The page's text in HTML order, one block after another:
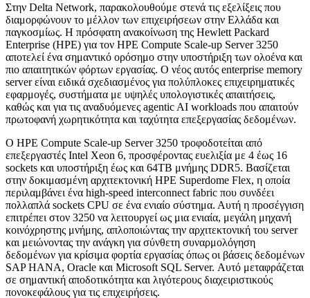
Στην Delta Network, παρακολουθούμε στενά τις εξελίξεις που
διαμορφώνουν το μέλλον των επιχειρήσεων στην Ελλάδα και
παγκοσμίως. Η πρόσφατη ανακοίνωση της Hewlett Packard
Enterprise (HPE) για τον HPE Compute Scale-up Server 3250
αποτελεί ένα σημαντικό ορόσημο στην υποστήριξη των ολοένα και
πιο απαιτητικών φόρτων εργασίας. Ο νέος αυτός enterprise memory
server είναι ειδικά σχεδιασμένος για πολύπλοκες επιχειρηματικές
εφαρμογές, συστήματα με υψηλές υπολογιστικές απαιτήσεις,
καθώς και για τις αναδυόμενες agentic AI workloads που απαιτούν
πρωτοφανή χωρητικότητα και ταχύτητα επεξεργασίας δεδομένων.
Ο HPE Compute Scale-up Server 3250 τροφοδοτείται από
επεξεργαστές Intel Xeon 6, προσφέροντας ευελιξία με 4 έως 16
sockets και υποστήριξη έως και 64TB μνήμης DDR5. Βασίζεται
στην δοκιμασμένη αρχιτεκτονική HPE Superdome Flex, η οποία
περιλαμβάνει ένα high-speed interconnect fabric που συνδέει
πολλαπλά sockets CPU σε ένα ενιαίο σύστημα. Αυτή η προσέγγιση
επιτρέπει στον 3250 να λειτουργεί ως μια ενιαία, μεγάλη μηχανή
κοινόχρηστης μνήμης, απλοποιώντας την αρχιτεκτονική του server
και μειώνοντας την ανάγκη για σύνθετη συναρμολόγηση
δεδομένων για κρίσιμα φορτία εργασίας όπως οι βάσεις δεδομένων
SAP HANA, Oracle και Microsoft SQL Server. Αυτό μεταφράζεται
σε σημαντική αποδοτικότητα και λιγότερους διαχειριστικούς
πονοκεφάλους για τις επιχειρήσεις.